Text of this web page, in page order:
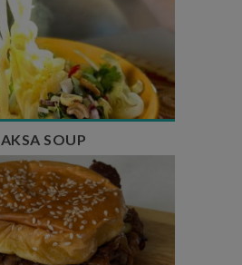
préparation : 40 min
de cuisson : 25 min
de couverts : 4
SOUP
préparation : 20 min